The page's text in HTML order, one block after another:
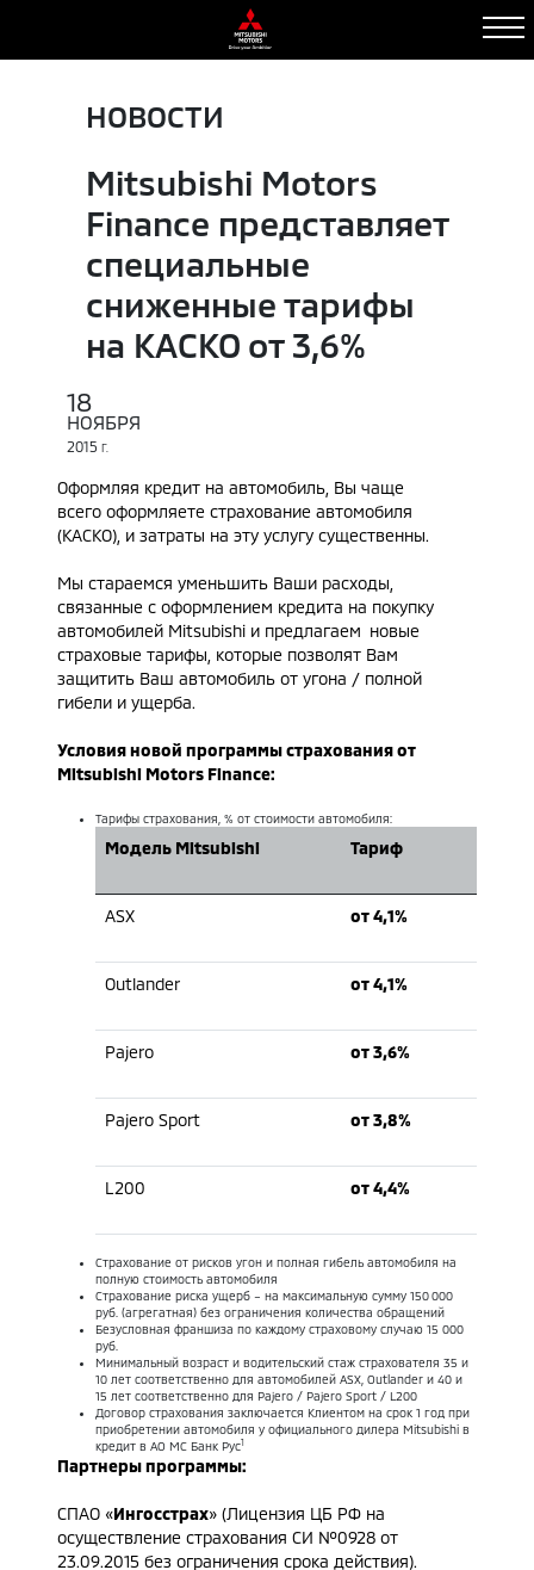
НОВОСТИ
Mitsubishi Motors
Finance представляет
специальные
сниженные тарифы
на КАСКО от 3,6%
18
НОЯБРЯ
2015 Г.
Оформляя кредит на автомобиль, Вы чаще
всего оформляете страхование автомобиля
(КАСКО), и затраты на эту услугу существенны.
Мы стараемся уменьшить Ваши расходы,
связанные с оформлением кредита на покупку
автомобилей Mitsubishi и предлагаем новые
страховые тарифы, которые позволят Вам
защитить Ваш автомобиль от угона / полной
гибели и ущерба.
Условия новой программы страхования от
Mitsubishi Motors Finance:
Тарифы страхования, % от стоимости автомобиля:
Модель Mitsubishi Тариф
ASX от 4,1%
Outlander от 4,1%
Pajero от 3,6%
Pajero Sport от 3,8%
L200 от 4,4%
Страхование от рисков угон и полная гибель автомобиля на
полную стоимость автомобиля
Страхование риска ущерб – на максимальную сумму 150 000
руб. (агрегатная) без ограничения количества обращений
Безусловная франшиза по каждому страховому случаю 15 000
руб.
Минимальный возраст и водительский стаж страхователя 35 и
10 лет соответственно для автомобилей ASX, Outlander и 40 и
15 лет соответственно для Pajero / Pajero Sport / L200
Договор страхования заключается Клиентом на срок 1 год при
приобретении автомобиля у официального дилера Mitsubishi в
кредит в АО МС Банк Рус1
Партнеры программы:
СПАО «Ингосстрах» (Лицензия ЦБ РФ на
осуществление страхования СИ №0928 от
23.09.2015 без ограничения срока действия).